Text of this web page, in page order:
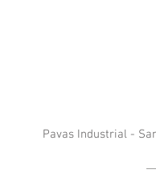
Pavas Industrial -